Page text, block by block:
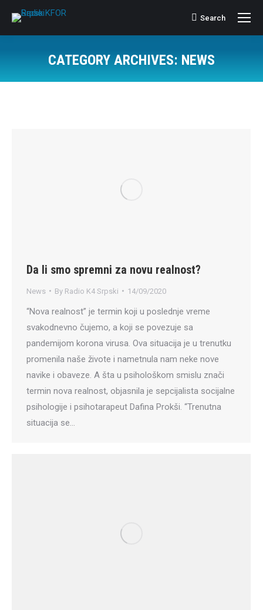
Search:
Search
CATEGORY ARCHIVES: NEWS
Da li smo spremni za novu realnost?
News By Radio K4 Srpski 14/09/2020
“Nova realnost” je termin koji u poslednje vreme
svakodnevno čujemo, a koji se povezuje sa
pandemijom korona virusa. Ova situacija je u trenutku
promenila naše živote i nametnula nam neke nove
navike i obaveze. A šta u psihološkom smislu znači
termin nova realnost, objasnila je sepcijalista socijalne
psihologije i psihotarapeut Dafina Prokši. “Trenutna
situacija se…